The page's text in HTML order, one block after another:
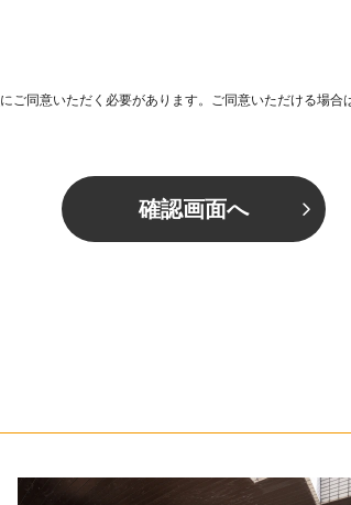
にご同意いただく必要があります。ご同意いただける場
確認画面へ